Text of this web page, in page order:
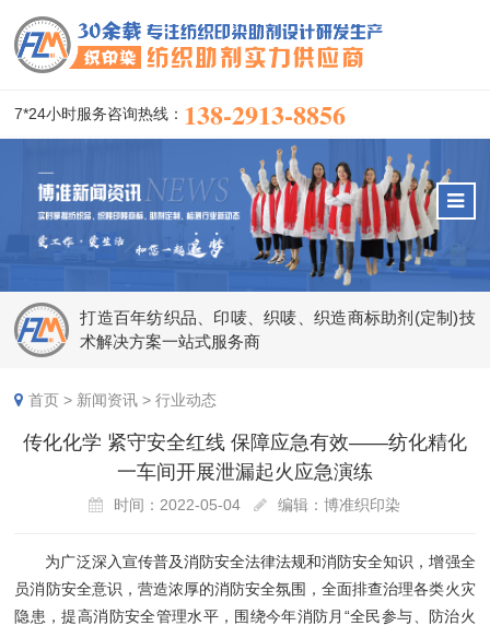
7*24小时服务咨询热线： 138-2913-8856
打造百年纺织品、印唛、织唛、织造商标助剂(定制)技
术解决方案一站式服务商
首页 > 新闻资讯 >行业动态
传化化学 紧守安全红线 保障应急有效——纺​化精化
一车间开展泄漏起火应急演练
时间：2022-05-04 编辑：博准织印染
为广泛深入宣传普及消防安全法律法规和消防安全知识，增强全
员消防安全意识，营造浓厚的消防安全氛围，全面排查治理各类火灾
隐患，提高消防安全管理水平，围绕今年消防月“全民参与、防治火